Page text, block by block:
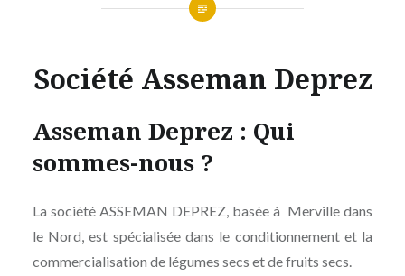
Société Asseman Deprez
Asseman Deprez : Qui
sommes-nous ?
La société ASSEMAN DEPREZ, basée à Merville dans
le Nord, est spécialisée dans le conditionnement et la
commercialisation de légumes secs et de fruits secs.